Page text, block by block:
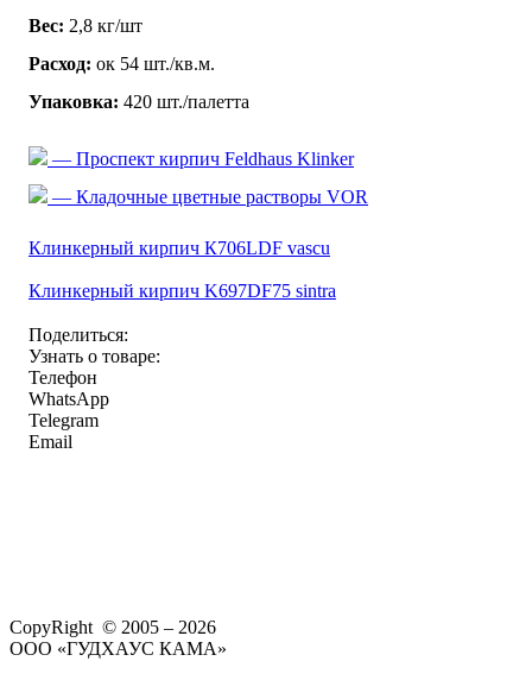
Вес: 2,8 кг/шт
Расход: ок 54 шт./кв.м.
Упаковка: 420 шт./палетта
— Проспект кирпич Feldhaus Klinker
— Кладочные цветные растворы VOR
Клинкерный кирпич К706LDF vascu
Клинкерный кирпич K697DF75 sintra
Поделиться:
Узнать о товаре:
Телефон
WhatsApp
Telegram
Email
CopyRight © 2005 – 2026
ООО «ГУДХАУС КАМА»